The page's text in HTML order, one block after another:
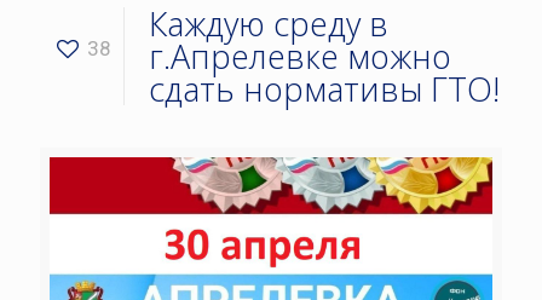
38
Каждую среду в
г.Апрелевке можно
сдать нормативы ГТО!